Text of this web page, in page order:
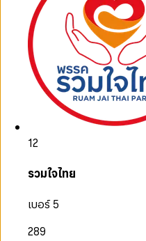
12
รวมใจไทย
เบอร์ 5
289